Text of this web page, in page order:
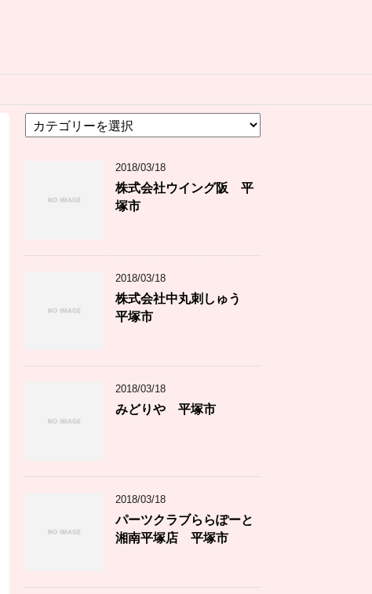
テ
2018/03/18
株式会社ウイング阪 平
塚市
2018/03/18
株式会社中丸刺しゅう
平塚市
2018/03/18
みどりや 平塚市
2018/03/18
パーツクラブららぽーと
湘南平塚店 平塚市